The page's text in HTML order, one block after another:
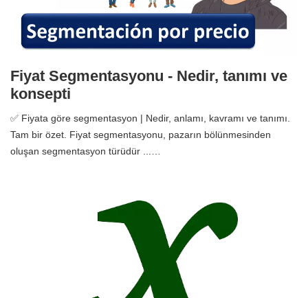
Fiyat Segmentasyonu - Nedir, tanımı ve
konsepti
✅ Fiyata göre segmentasyon | Nedir, anlamı, kavramı ve tanımı.
Tam bir özet. Fiyat segmentasyonu, pazarın bölünmesinden
oluşan segmentasyon türüdür ...…